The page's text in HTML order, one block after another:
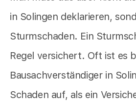
in Solingen deklarieren,
Sturmschaden. Ein
Regel versichert. Oft ist es
Bausachverständiger in
Schaden auf, als ein